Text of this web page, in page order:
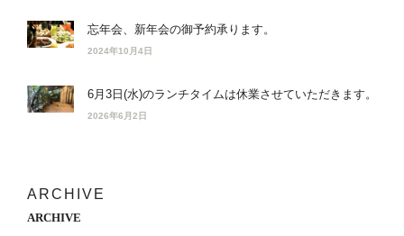
忘年会、新年会の御予約承ります。
2024年10月4日
6月3日(水)のランチタイムは休業させていただきます。
2026年6月2日
ARCHIVE
ARCHIVE